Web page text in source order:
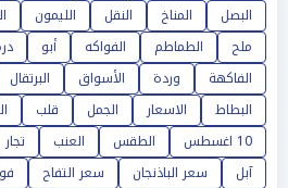
البصل
المناخ النقل الليمون
ملح
الطماطم الفواكه أبو
الفاكهة
وردة الأسواق البرتقال
البطاط
الاسعار الجمل قلب
10 اغسطس
الطقس العنب تجار
آبل
سعر الباذنجان سعر التفاح